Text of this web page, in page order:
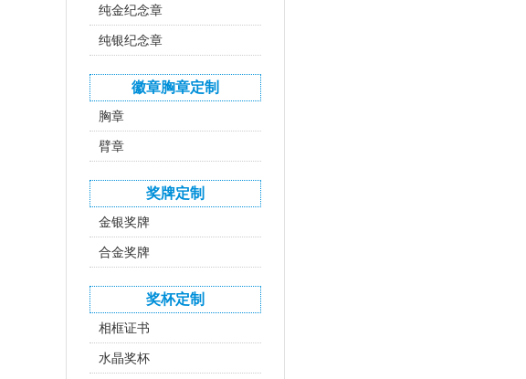
纯金纪念章
纯银纪念章
徽章胸章定制
胸章
臂章
奖牌定制
金银奖牌
合金奖牌
奖杯定制
相框证书
水晶奖杯